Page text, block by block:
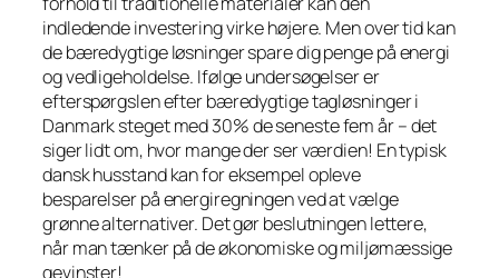
indledende investering virke højere. Men over tid kan
de bæredygtige løsninger spare dig penge på energi
og vedligeholdelse. Ifølge undersøgelser er
efterspørgslen efter bæredygtige tagløsninger i
Danmark steget med 30% de seneste fem år – det
siger lidt om, hvor mange der ser værdien! En typisk
dansk husstand kan for eksempel opleve
besparelser på energiregningen ved at vælge
grønne alternativer. Det gør beslutningen lettere,
når man tænker på de økonomiske og miljømæssige
gevinster!